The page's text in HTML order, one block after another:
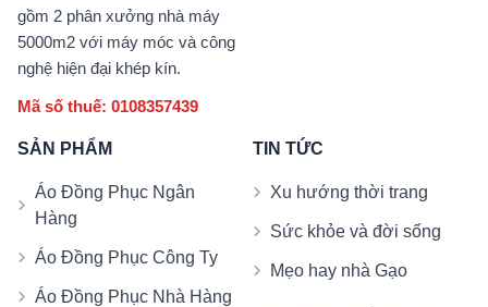
gồm 2 phân xưởng nhà máy
5000m2 với máy móc và công
nghệ hiện đại khép kín.
Mã số thuế: 0108357439
SẢN PHẨM
Áo Đồng Phục Ngân
Hàng
Áo Đồng Phục Công Ty
Áo Đồng Phục Nhà Hàng
TIN TỨC
Xu hướng thời trang
Sức khỏe và đời sống
Mẹo hay nhà Gạo